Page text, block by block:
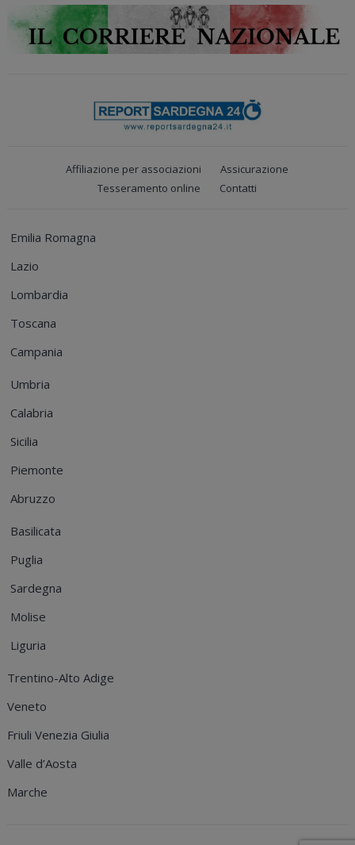
Affiliazione per associazioni
Assicurazione
Tesseramento online
Contatti
Emilia Romagna
Lazio
Lombardia
Toscana
Campania
Umbria
Calabria
Sicilia
Piemonte
Abruzzo
Basilicata
Puglia
Sardegna
Molise
Liguria
Trentino-Alto Adige
Veneto
Friuli Venezia Giulia
Valle d’Aosta
Marche